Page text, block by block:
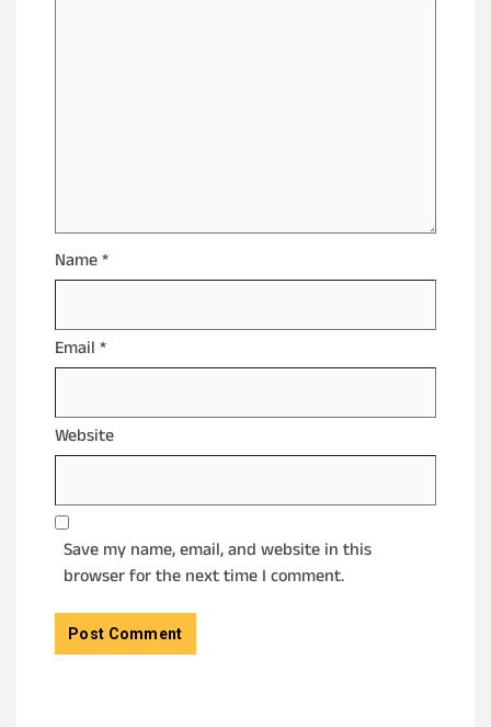
Name*
Email *
Website
Save my name, email, and website in this
browser for the next time I comment.